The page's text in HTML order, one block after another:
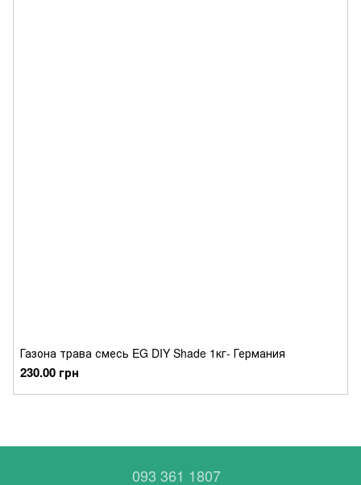
Газона трава смесь EG DIY Shade 1кг- Германия
230.00 грн
093 361 1807